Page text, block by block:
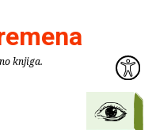
knjiga.